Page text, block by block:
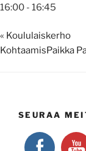
16:00 - 16:45
« Koululaiskerho
KohtaamisPaikka
SEURAA